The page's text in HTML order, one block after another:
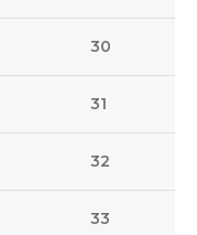
30
31
32
33